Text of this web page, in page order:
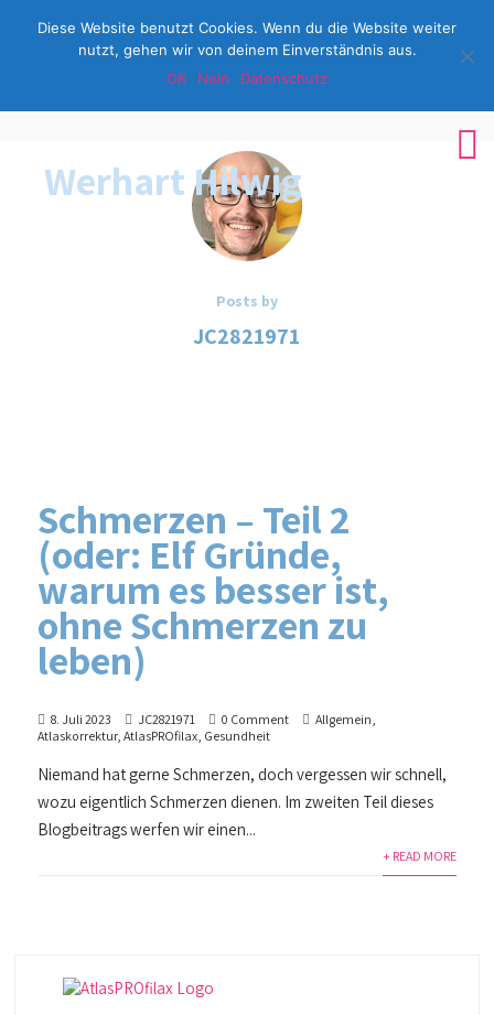
WerhartHilwig
Posts by
JC2821971
Schmerzen – Teil 2
(oder: Elf Gründe,
warum es besser ist,
ohne Schmerzen zu
leben)
8. Juli 2023 JC2821971 0 Comment Allgemein
Atlaskorrektur,AtlasPROfilax Gesundheit
Niemand hat gerne Schmerzen, doch vergessen wir schnell,
wozu eigentlich Schmerzen dienen. Im zweiten Teil dieses
Blogbeitrags werfen wir einen...
+ READ MORE
Diese Website benutzt Cookies. Wenn du die Website weiter
nutzt, gehen wir von deinem Einverständnis aus.
OK
Nein Datenschutz